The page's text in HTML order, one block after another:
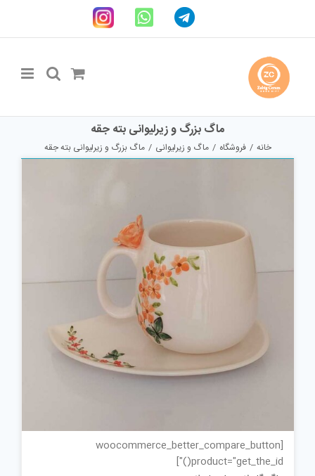
content
Telegram
WhatsApp
اینستاگرام
ماگ بزرگ و زیرلیوانی بته جقه
خانه فروشگاه ماگ و زیرلیوانی ماگ بزرگ و زیرلیوانی بته جقه
[woocommerce_better_compare_button
product="get_the_id()"]